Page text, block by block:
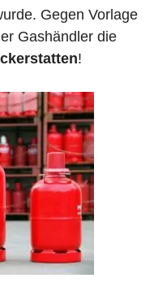
Gegen Vorlage
Gashändler die
!